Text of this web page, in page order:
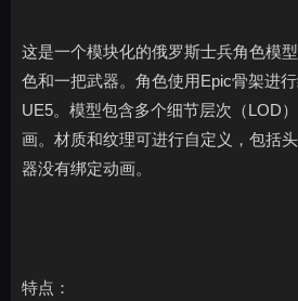
这是一个模块化的俄罗斯士兵角色模
色和一把武器。角色使用Epic骨架进
UE5。模型包含多个细节层次（LOD
画。材质和纹理可进行自定义，包括
器没有绑定动画。
特点：